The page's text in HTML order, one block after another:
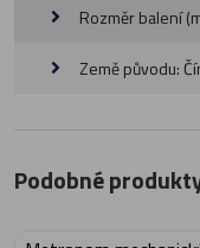
Rozměr balení
Země původu:
Podobné